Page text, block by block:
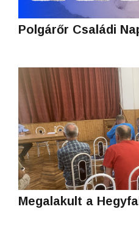
Polgárőr Családi
Megalakult a